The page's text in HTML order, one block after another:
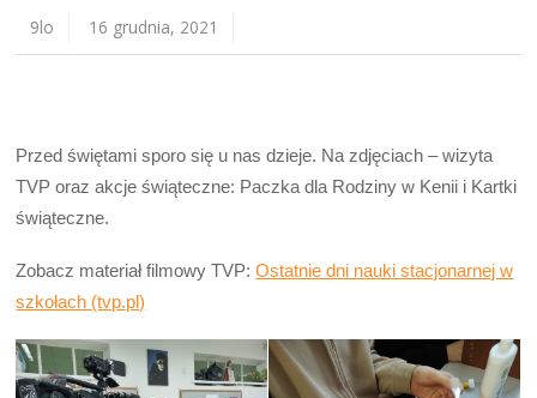
9lo 16 grudnia, 2021
Przed świętami sporo się u nas dzieje. Na zdjęciach – wizyta
TVP oraz akcje świąteczne: Paczka dla Rodziny w Kenii i Kartki
świąteczne.
Zobacz materiał filmowy TVP:Ostatnie dni nauki stacjonarnej w
szkołach (tvp.pl)